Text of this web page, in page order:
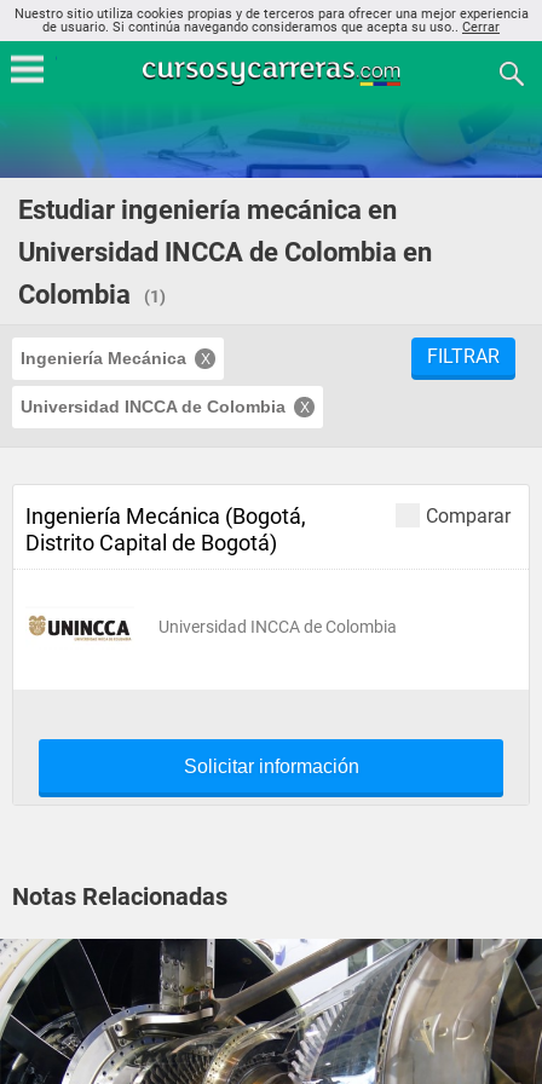
Nuestro sitio utiliza cookies propias y de terceros para ofrecer una mejor experiencia
de usuario. Si continúa navegando consideramos que acepta su uso.. Cerrar
Estudiar ingeniería mecánica en
Universidad INCCA de Colombia en
Colombia
(1)
Ingeniería Mecánica
Universidad INCCA de Colombia
FILTRAR
Comparar
Ingeniería Mecánica (Bogotá,
Distrito Capital de Bogotá)
Universidad INCCA de Colombia
Solicitar información
Notas Relacionadas